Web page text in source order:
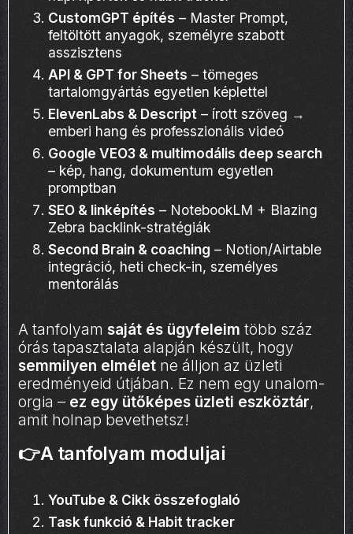
CustomGPT építés – Master Prompt,
feltöltött anyagok, személyre szabott
asszisztens
API & GPT for Sheets – tömeges
tartalomgyártás egyetlen képlettel
ElevenLabs & Descript – írott szöveg →
emberi hang és professzionális videó
Google VEO3 & multimodális deep search
– kép, hang, dokumentum egyetlen
promptban
SEO & linképítés – NotebookLM + Blazing
Zebra backlink-stratégiák
Second Brain & coaching – Notion/Airtable
integráció, heti check-in, személyes
mentorálás
A tanfolyam saját és ügyfeleim több száz
órás tapasztalata alapján készült, hogy
semmilyen elmélet ne álljon az üzleti
eredményeid útjában. Ez nem egy unalom-
orgia – ez egy ütőképes üzleti eszköztár,
amit holnap bevethetsz!
👉A tanfolyam moduljai
YouTube & Cikk összefoglaló
Task funkció & Habit tracker